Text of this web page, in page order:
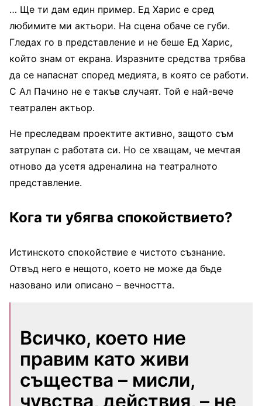
… Ще ти дам един пример. Ед Харис е сред
любимите ми актьори. На сцена обаче се губи.
Гледах го в представление и не беше Ед Харис,
който знам от екрана. Изразните средства трябва
да се напаснат според медията, в която се работи.
С Ал Пачино не е такъв случаят. Той е най-вече
театрален актьор.
Не преследвам проектите активно, защото съм
затрупан с работата си. Но се хващам, че мечтая
отново да усетя адреналина на театралното
представление.
Кога ти убягва спокойствието?
Истинското спокойствие е чистото съзнание.
Отвъд него е нещото, което не може да бъде
назовано или описано – вечността.
Всичко, което ние
правим като живи
същества – мисли,
чувства, действия, – не